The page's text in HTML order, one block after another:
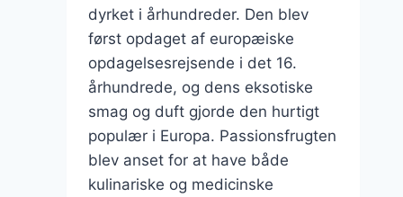
dyrket i århundreder. Den blev
først opdaget af europæiske
opdagelsesrejsende i det 16.
århundrede, og dens eksotiske
smag og duft gjorde den hurtigt
populær i Europa. Passionsfrugten
blev anset for at have både
kulinariske og medicinske